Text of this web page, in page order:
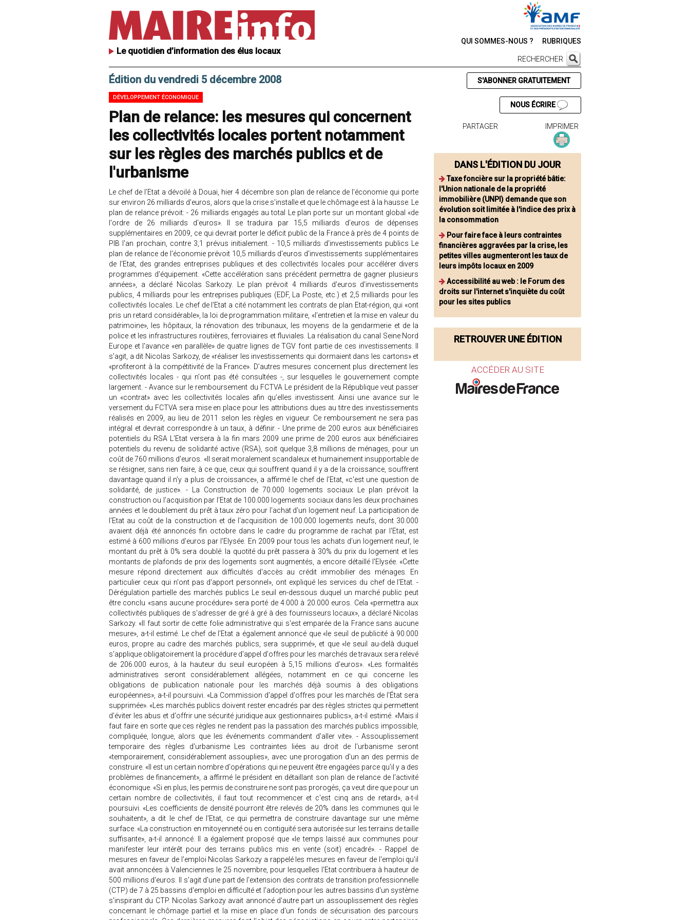
Le quotidien d’information des élus locaux
QUI SOMMES-NOUS ? RUBRIQUES
RECHERCHER
Édition du vendredi 5 décembre 2008
DÉVELOPPEMENT ÉCONOMIQUE
Plan de relance: les mesures qui concernent
les collectivités locales portent notamment
sur les règles des marchés publics et de
l'urbanisme
Le chef de l’Etat a dévoilé à Douai, hier 4 décembre son plan de relance de l'économie qui porte
sur environ 26 milliards d'euros, alors que la crise s'installe et que le chômage est à la hausse. Le
plan de relance prévoit: - 26 milliards engagés au total Le plan porte sur un montant global «de
l'ordre de 26 milliards d'euros». Il se traduira par 15,5 milliards d'euros de dépenses
supplémentaires en 2009, ce qui devrait porter le déficit public de la France à près de 4 points de
PIB l'an prochain, contre 3,1 prévus initialement. - 10,5 milliards d'investissements publics Le
plan de relance de l'économie prévoit 10,5 milliards d'euros d'investissements supplémentaires
de l'Etat, des grandes entreprises publiques et des collectivités locales pour accélérer divers
programmes d'équipement. «Cette accélération sans précédent permettra de gagner plusieurs
années», a déclaré Nicolas Sarkozy. Le plan prévoit 4 milliards d'euros d'investissements
publics, 4 milliards pour les entreprises publiques (EDF, La Poste, etc.) et 2,5 milliards pour les
collectivités locales. Le chef de l'Etat a cité notamment les contrats de plan Etat-région, qui «ont
pris un retard considérable», la loi de programmation militaire, «l'entretien et la mise en valeur du
patrimoine», les hôpitaux, la rénovation des tribunaux, les moyens de la gendarmerie et de la
police et les infrastructures routières, ferroviaires et fluviales. La réalisation du canal Seine Nord
Europe et l'avance «en parallèle» de quatre lignes de TGV font partie de ces investissements. Il
s'agit, a dit Nicolas Sarkozy, de «réaliser les investissements qui dormaient dans les cartons» et
«profiteront à la compétitivité de la France». D’autres mesures concernent plus directement les
collectivités locales - qui n'ont pas été consultées -, sur lesquelles le gouvernement compte
largement. - Avance sur le remboursement du FCTVA Le président de la République veut passer
un «contrat» avec les collectivités locales afin qu’elles investissent. Ainsi une avance sur le
versement du FCTVA sera mise en place pour les attributions dues au titre des investissements
réalisés en 2009, au lieu de 2011 selon les règles en vigueur. Ce remboursement ne sera pas
intégral et devrait correspondre à un taux, à définir. - Une prime de 200 euros aux bénéficiaires
potentiels du RSA L'Etat versera à la fin mars 2009 une prime de 200 euros aux bénéficiaires
potentiels du revenu de solidarité active (RSA), soit quelque 3,8 millions de ménages, pour un
coût de 760 millions d'euros. «Il serait moralement scandaleux et humainement insupportable de
se résigner, sans rien faire, à ce que, ceux qui souffrent quand il y a de la croissance, souffrent
davantage quand il n'y a plus de croissance», a affirmé le chef de l'Etat, «c'est une question de
solidarité, de justice». - La Construction de 70.000 logements sociaux Le plan prévoit la
construction ou l'acquisition par l'Etat de 100.000 logements sociaux dans les deux prochaines
années et le doublement du prêt à taux zéro pour l'achat d'un logement neuf. La participation de
l'Etat au coût de la construction et de l'acquisition de 100.000 logements neufs, dont 30.000
avaient déjà été annoncés fin octobre dans le cadre du programme de rachat par l'Etat, est
estimé à 600 millions d'euros par l'Elysée. En 2009 pour tous les achats d'un logement neuf, le
montant du prêt à 0% sera doublé: la quotité du prêt passera à 30% du prix du logement et les
montants de plafonds de prix des logements sont augmentés, a encore détaillé l'Elysée. «Cette
mesure répond directement aux difficultés d'accès au crédit immobilier des ménages. En
particulier ceux qui n'ont pas d'apport personnel», ont expliqué les services du chef de l'Etat. -
Dérégulation partielle des marchés publics Le seuil en-dessous duquel un marché public peut
être conclu «sans aucune procédure» sera porté de 4.000 à 20.000 euros. Cela «permettra aux
collectivités publiques de s'adresser de gré à gré à des fournisseurs locaux», a déclaré Nicolas
Sarkozy. «Il faut sortir de cette folie administrative qui s'est emparée de la France sans aucune
mesure», a-t-il estimé. Le chef de l'Etat a également annoncé que «le seuil de publicité à 90.000
euros, propre au cadre des marchés publics, sera supprimé», et que «le seuil au-delà duquel
s'applique obligatoirement la procédure d'appel d'offres pour les marchés de travaux sera relevé
de 206.000 euros, à la hauteur du seuil européen à 5,15 millions d'euros». «Les formalités
administratives seront considérablement allégées, notamment en ce qui concerne les
obligations de publication nationale pour les marchés déjà soumis à des obligations
européennes», a-t-il poursuivi. «La Commission d'appel d'offres pour les marchés de l'État sera
supprimée». «Les marchés publics doivent rester encadrés par des règles strictes qui permettent
d'éviter les abus et d'offrir une sécurité juridique aux gestionnaires publics», a-t-il estimé. «Mais il
faut faire en sorte que ces règles ne rendent pas la passation des marchés publics impossible,
compliquée, longue, alors que les événements commandent d'aller vite». - Assouplissement
temporaire des règles d'urbanisme Les contraintes liées au droit de l'urbanisme seront
«temporairement, considérablement assouplies», avec une prorogation d'un an des permis de
construire. «Il est un certain nombre d'opérations qui ne peuvent être engagées parce qu'il y a des
problèmes de financement», a affirmé le président en détaillant son plan de relance de l'activité
économique. «Si en plus, les permis de construire ne sont pas prorogés, ça veut dire que pour un
certain nombre de collectivités, il faut tout recommencer et c'est cinq ans de retard», a-t-il
poursuivi. «Les coefficients de densité pourront être relevés de 20% dans les communes qui le
souhaitent», a dit le chef de l'Etat, ce qui permettra de construire davantage sur une même
surface. «La construction en mitoyenneté ou en contiguïté sera autorisée sur les terrains de taille
suffisante», a-t-il annoncé. Il a également proposé que «le temps laissé aux communes pour
manifester leur intérêt pour des terrains publics mis en vente (soit) encadré». - Rappel de
mesures en faveur de l'emploi Nicolas Sarkozy a rappelé les mesures en faveur de l'emploi qu'il
avait annoncées à Valenciennes le 25 novembre, pour lesquelles l'Etat contribuera à hauteur de
500 millions d'euros. Il s'agit d'une part de l'extension des contrats de transition professionnelle
(CTP) de 7 à 25 bassins d'emploi en difficulté et l'adoption pour les autres bassins d'un système
s'inspirant du CTP. Nicolas Sarkozy avait annoncé d'autre part un assouplissement des règles
concernant le chômage partiel et la mise en place d'un fonds de sécurisation des parcours
S'ABONNER GRATUITEMENT
NOUS ÉCRIRE
PARTAGER IMPRIMER
DANS L'ÉDITION DU JOUR
Taxe foncière sur la propriété bâtie:
l'Union nationale de la propriété
immobilière (UNPI) demande que son
évolution soit limitée à l'indice des prix à
la consommation
Pour faire face à leurs contraintes
financières aggravées par la crise, les
petites villes augmenteront les taux de
leurs impôts locaux en 2009
Accessibilité au web : le Forum des
droits sur l'internet s'inquiète du coût
pour les sites publics
RETROUVER UNE ÉDITION
ACCÉDER AU SITE